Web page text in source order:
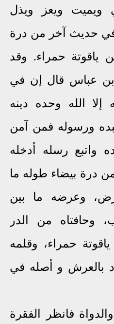
ويميت ويعز ويذل
حديث آخر من درة
ياقوتة حمراء. وقد
عباس قال إن في
إلا الله وحده دينه
ورسوله فمن آمن
واتبع رسله أدخله
من درة بيضاء طوله ما
وعرضه ما بين
وحافتاه من الدر
ياقوتة حمراء، وقلمه
بالعرش و أصله في
فانظر الفقرة